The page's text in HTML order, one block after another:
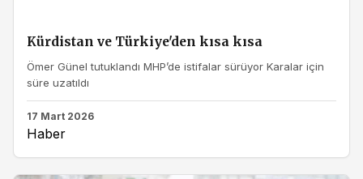
Kürdistan ve Türkiye'den kısa kısa
Ömer Günel tutuklandı MHP’de istifalar sürüyor Karalar için
süre uzatıldı
17 Mart 2026
Haber